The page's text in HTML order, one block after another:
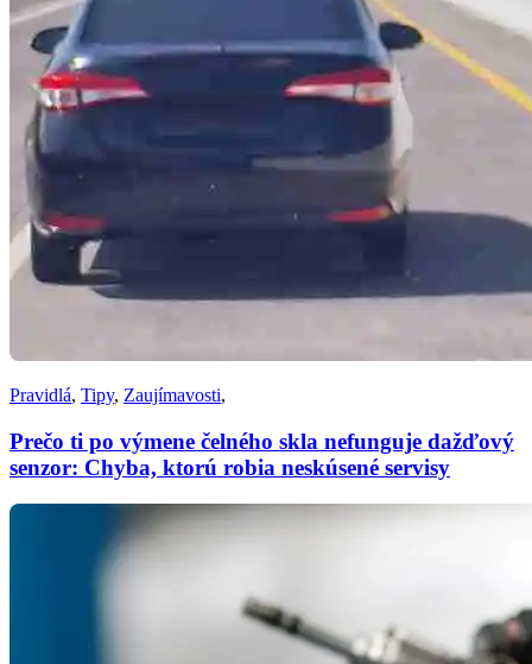
Pravidlá, Tipy, Zaujímavosti,
Prečo ti po výmene čelného skla nefunguje dažďový
senzor: Chyba, ktorú robia neskúsené servisy